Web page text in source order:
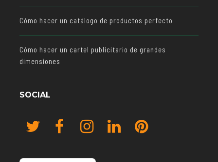
Cómo hacer un catálogo de productos perfecto
Cómo hacer un cartel publicitario de grandes
dimensiones
SOCIAL